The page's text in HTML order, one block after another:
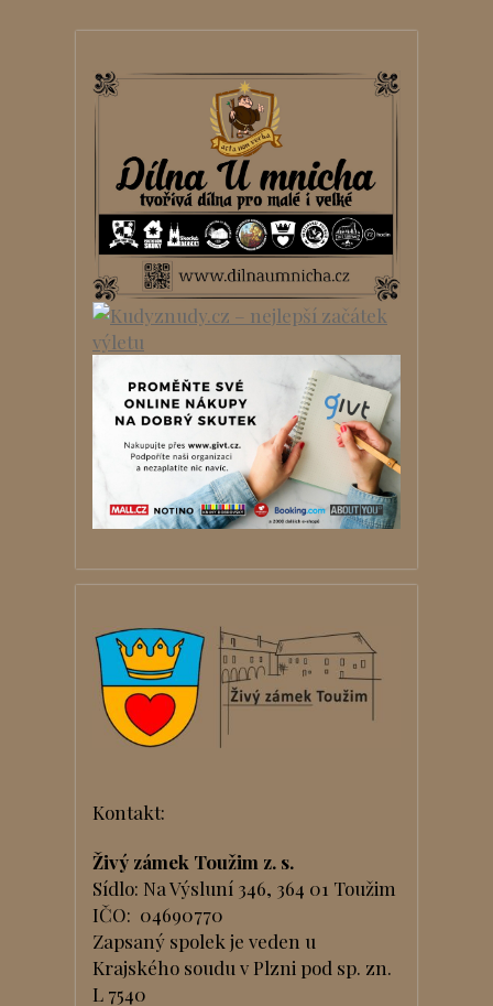
Kontakt:
Živý zámek Toužim z. s.
Sídlo: Na Výsluní 346, 364 01 Toužim
IČO: 04690770
Zapsaný spolek je veden u
Krajského soudu v Plzni pod sp. zn.
L 7540